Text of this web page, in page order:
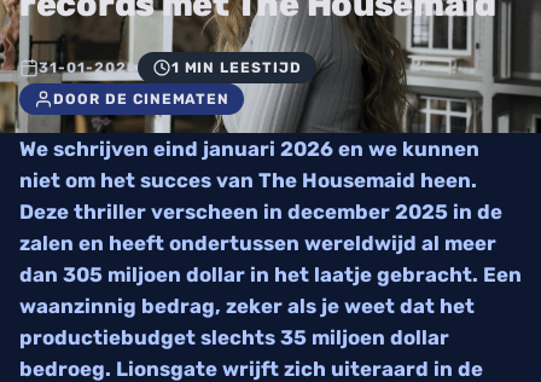
31-01-2026
1 MIN LEESTIJD
DOOR DE CINEMATEN
We schrijven eind januari 2026 en we kunnen
niet om het succes van The Housemaid heen.
Deze thriller verscheen in december 2025 in de
zalen en heeft ondertussen wereldwijd al meer
dan 305 miljoen dollar in het laatje gebracht. Een
waanzinnig bedrag, zeker als je weet dat het
productiebudget slechts 35 miljoen dollar
bedroeg. Lionsgate wrijft zich uiteraard in de